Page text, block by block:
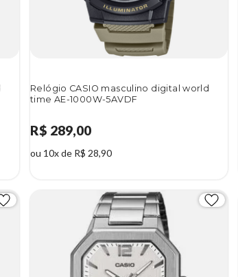
Relógio CASIO masculino digital world
time AE-1000W-5AVDF
R$ 289,00
ou 10x de R$ 28,90